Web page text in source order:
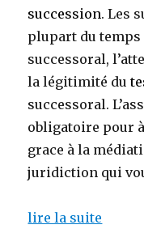
succession. Les
plupart du
successoral,
la légitimité du
successoral.
obligatoire pour
grace à la
juridiction qui
lire la suite